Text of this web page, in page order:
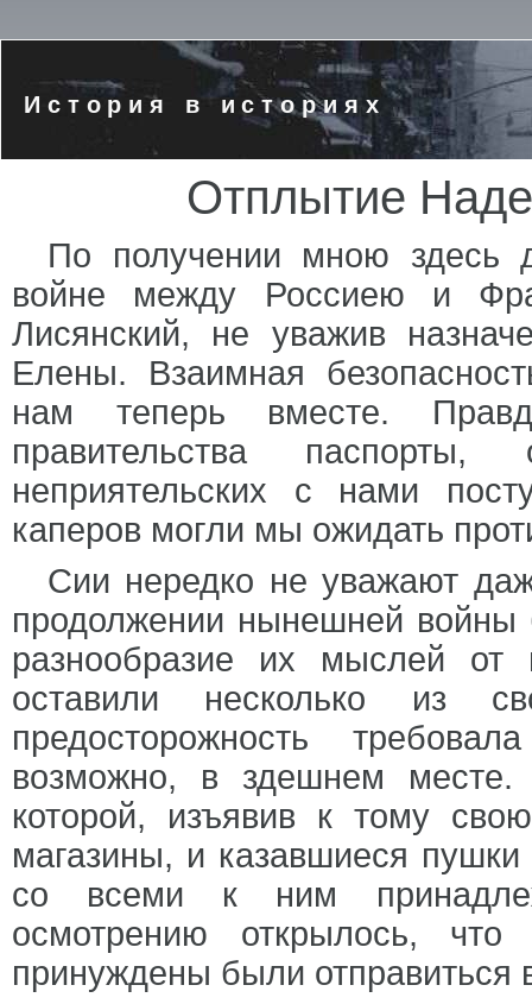
История в историях
Отплытие
По получении мною здесь
войне между Россиею и
Лисянский, не уважив
Елены. Взаимная
нам теперь вместе.
правительства паспорты,
неприятельских с нами
каперов могли мы ожидать
Сии нередко не уважают
продолжении нынешней
разнообразие их мыслей от
оставили несколько из
предосторожность
возможно, в здешнем
которой, изъявив к тому
магазины, и казавшиеся
со всеми к ним
осмотрению открылось,
принуждены были отправиться